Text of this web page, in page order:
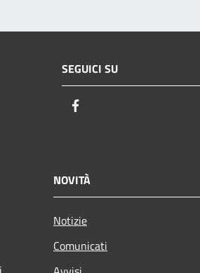
SEGUICI SU
NOVITÀ
Notizie
Comunicati